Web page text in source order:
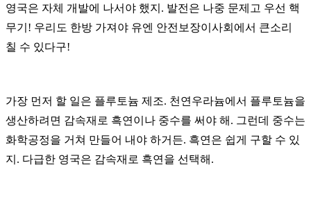
영국은 자체 개발에 나서야 했지 . 발전은 나중 문제고 우선 핵
무기 ! 우리도 한방 가져야 유엔 안전보장이사회에서 큰소리
칠 수 있다구!
가장 먼저 할 일은 플루토늄 제조. 천연우라늄에서 플루토늄을
생산하려면 감속재로 흑연이나 중수를 써야 해 . 그런데 중수는
화학공정을 거쳐 만들어 내야 하거든. 흑연은 쉽게 구할 수 있
지 . 다급한 영국은 감속재로 흑연을 선택해 .